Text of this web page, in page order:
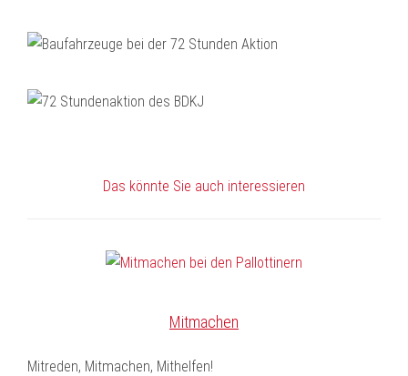
Das könnte Sie auch interessieren
Mitmachen
Mitreden, Mitmachen, Mithelfen!